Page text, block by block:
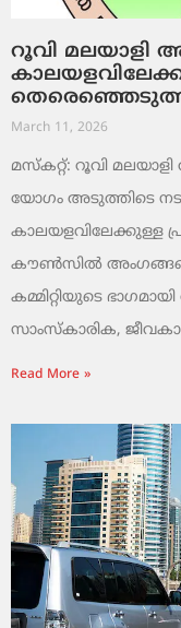
റൂവി മലയാളി
March 11, 2026
മസ്കറ്റ്: റൂവി
യോഗം അടുത്തിടെ
കാലയളവിലേക്കുള്ള
കൗൺസിൽ
കമ്മിറ്റിയുടെ
സാംസ്‌കാരിക,
Read More »